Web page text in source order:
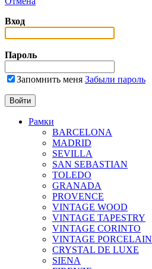
Вход
Пароль
Запомнить меня Забыли пароль
Рамки
BARCELONA
MADRID
SEVILLA
SAN SEBASTIAN
TOLEDO
GRANADA
PROVENCE
VINTAGE WOOD
VINTAGE TAPESTRY
VINTAGE CORINTO
VINTAGE PORCELAIN
CRYSTAL DE LUXE
SIENA